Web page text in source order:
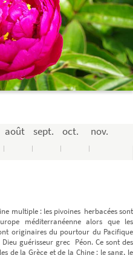
août sept. oct. nov.
multiple : les pivoines herbacées sont
méditerranéenne alors que les
originaires du pourtour du Pacifique
guérisseur grec Péon. Ce sont des
de la Grèce et de la Chine : le sang, le